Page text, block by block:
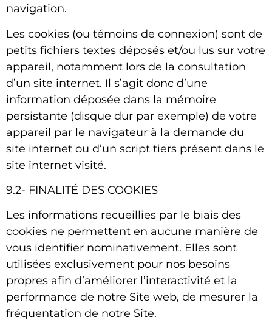
navigation.
Les cookies (ou témoins de connexion) sont de
petits fichiers textes déposés et/ou lus sur votre
appareil, notamment lors de la consultation
d’un site internet. Il s’agit donc d’une
information déposée dans la mémoire
persistante (disque dur par exemple) de votre
appareil par le navigateur à la demande du
site internet ou d’un script tiers présent dans le
site internet visité.
9.2- FINALITÉ DES COOKIES
Les informations recueillies par le biais des
cookies ne permettent en aucune manière de
vous identifier nominativement. Elles sont
utilisées exclusivement pour nos besoins
propres afin d’améliorer l’interactivité et la
performance de notre Site web, de mesurer la
fréquentation de notre Site.